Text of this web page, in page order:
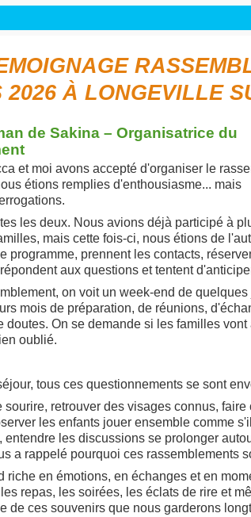
2026 À LONGEVILLE
de Sakina – Organisatrice du
et moi avons accepté d'organiser le
étions remplies d'enthousiasme... mais
les deux. Nous avions déjà participé à
mais cette fois-ci, nous étions de
programme, prennent les contacts,
aux questions et tentent
on voit un week-end de quelques
mois de préparation, de réunions,
doutes. On se demande si les familles vont
oublié.
tous ces questionnements se sont
retrouver des visages connus, faire
les enfants jouer ensemble comme
les discussions se prolonger
a rappelé pourquoi ces rassemblements
riche en émotions, en échanges et en
repas, les soirées, les éclats de rire et
de ces souvenirs que nous garderons